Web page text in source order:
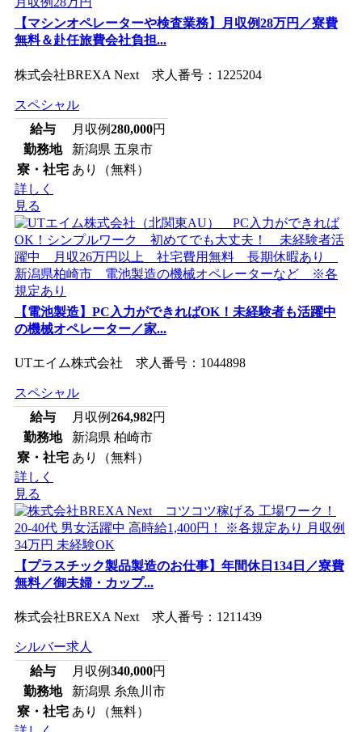
【マシンオペレーターや検査業務】月収例28万円／寮費
無料＆赴任旅費会社負担...
株式会社BREXA Next 求人番号：1225204
スペシャル
給与
月収例280,000円
勤務地
新潟県 五泉市
寮・社宅 あり（無料）
詳しく
見る
【電池製造】PC入力ができればOK！未経験者も活躍中
の機械オペレーター／家...
UTエイム株式会社 求人番号：1044898
スペシャル
給与
月収例264,982円
勤務地
新潟県 柏崎市
寮・社宅 あり（無料）
詳しく
見る
【プラスチック製品製造のお仕事】年間休日134日／寮費
無料／御夫婦・カップ...
株式会社BREXA Next 求人番号：1211439
シルバー求人
給与
月収例340,000円
勤務地
新潟県 糸魚川市
寮・社宅 あり（無料）